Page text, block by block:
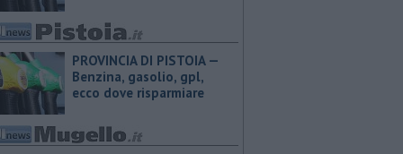
PROVINCIA DI PISTOIA — ​
Benzina, gasolio, gpl,
ecco dove risparmiare